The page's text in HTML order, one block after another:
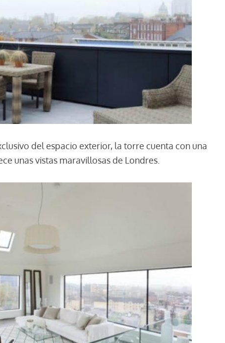
del espacio exterior, la torre cuenta con una
unas vistas maravillosas de Londres.